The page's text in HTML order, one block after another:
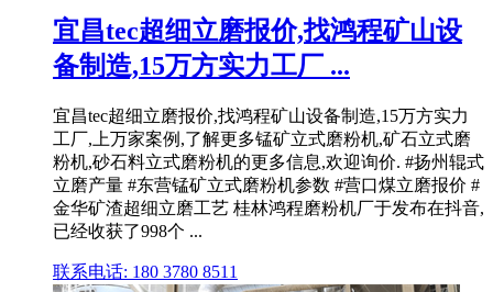
宜昌tec超细立磨报价,找鸿程矿山设
备制造,15万方实力工厂 ...
宜昌tec超细立磨报价,找鸿程矿山设备制造,15万方实力
工厂,上万家案例,了解更多锰矿立式磨粉机,矿石立式磨
粉机,砂石料立式磨粉机的更多信息,欢迎询价. #扬州辊式
立磨产量 #东营锰矿立式磨粉机参数 #营口煤立磨报价 #
金华矿渣超细立磨工艺 桂林鸿程磨粉机厂于发布在抖音,
已经收获了998个 ...
联系电话: 180 3780 8511